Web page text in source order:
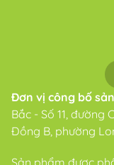
Đơn vị công bố
Bắc - Số 11, đường
Đồng B, phường